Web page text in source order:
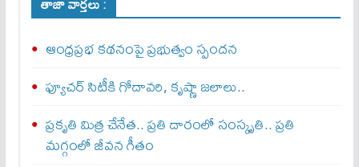
ఆంధ్రప్రభ కథనంపై ప్రభుత్వం స్పందన
ఫ్యూచర్ సిటీకి గోదావరి, కృష్ణా జలాలు..
ప్రకృతి మిత్ర చేనేత.. ప్రతి దారంలో సంస్కృతి.. ప్రతి
మగ్గంలో జీవన గీతం